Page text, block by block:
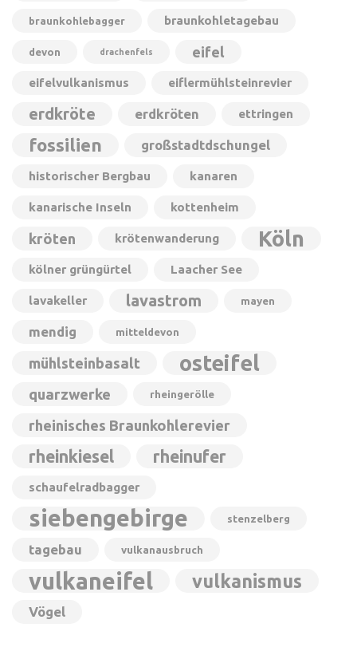
braunkohlebagger braunkohletagebau
devon drachenfels eifel
eifelvulkanismus eiflermühlsteinrevier
erdkröte erdkröten ettringen
fossilien großstadtdschungel
historischer Bergbau kanaren
kanarische Inseln kottenheim
kröten krötenwanderung Köln
kölner grüngürtel Laacher See
lavakeller lavastrom mayen
mendig mitteldevon
mühlsteinbasalt osteifel
quarzwerke rheingerölle
rheinisches Braunkohlerevier
rheinkiesel rheinufer
schaufelradbagger
siebengebirge stenzelberg
tagebau vulkanausbruch
vulkaneifel vulkanismus
Vögel